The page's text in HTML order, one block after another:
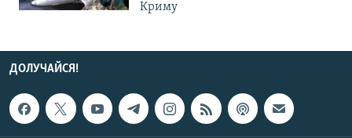
Криму
ДОЛУЧАЙСЯ!